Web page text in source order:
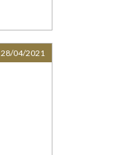
28/04/2021